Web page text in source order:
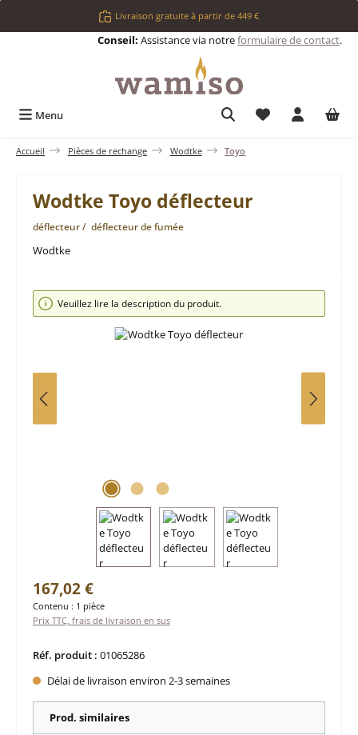
Passer au contenu principalLivraison gratuite à partir de 449 €
Conseil: Assistance via notreformulaire de contact.
Menu Vous avez 0
Accueil Pièces de rechange Wodtke Toyo
Wodtke Toyo déflecteur
déflecteur / déflecteur de fumée
Wodtke
Ignorer la galerie d'images
Veuillez lire la description du produit.
Prix régulier :
167,02 €
Contenu : 1 pièce
Prix TTC, frais de livraison en sus
Réf. produit : 01065286
Délai de livraison environ 2-3 semaines
Prod. similaires